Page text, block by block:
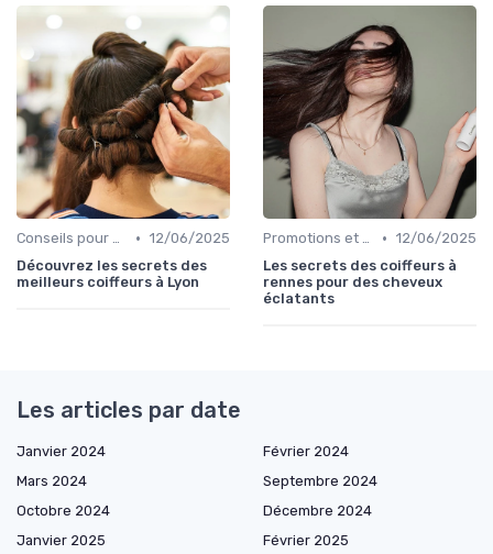
Conseils pour Choisir son Coiffeur • 12/06/2025
Découvrez les secrets des
meilleurs coiffeurs à Lyon
Promotions et Offres • 12/06/2025
Les secrets des coiffeurs à
rennes pour des cheveux
éclatants
Les articles par date
Janvier 2024
Février 2024
Mars 2024
Septembre 2024
Octobre 2024
Décembre 2024
Janvier 2025
Février 2025